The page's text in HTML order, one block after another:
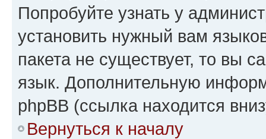
Попробуйте узнать у
установить нужный вам
пакета не существует, то вы
язык. Дополнительную
phpBB (ссылка находится
Вернуться к началу